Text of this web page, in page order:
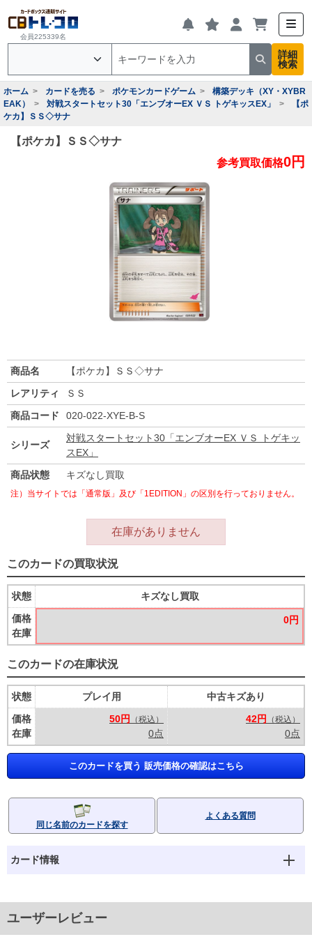
会員225339名
詳細
検索
ホーム カードを売る ポケモンカードゲーム
構築デッキ（XY・XYBR
EAK）
対戦スタートセット30「エンブオーEX ＶＳ トゲキッスEX」
【ポ
ケカ】ＳＳ◇サナ
【ポケカ】ＳＳ◇サナ
参考買取価格0円
商品名
【ポケカ】ＳＳ◇サナ
レアリティ
ＳＳ
商品コード
020-022-XYE-B-S
シリーズ
対戦スタートセット30「エンブオーEX ＶＳ トゲキッ
スEX」
商品状態
キズなし買取
注）当サイトでは「通常版」及び「1EDITION」の区別を行っておりません。
在庫がありません
このカードの買取状況
状態
価格
在庫
キズなし買取
0円
このカードの在庫状況
状態
価格
在庫
プレイ用
50円
（税込）
0点
中古キズあり
42円
（税込）
0点
このカードを買う 販売価格の確認はこちら
同じ名前のカードを探す
よくある質問
カード情報
ユーザーレビュー